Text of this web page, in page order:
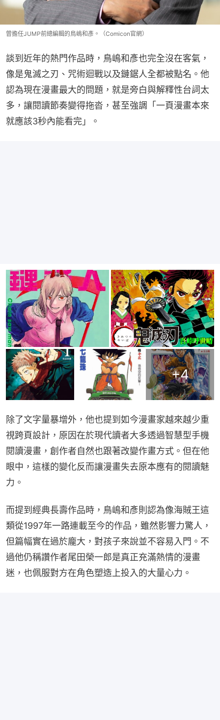
曾擔任JUMP前總編輯的鳥嶋和彥。（Comicon官網）
談到近年的熱門作品時，鳥嶋和彥也完全沒在客氣，
像是鬼滅之刃、咒術迴戰以及鏈鋸人全都被點名。他
認為現在漫畫最大的問題，就是旁白與解釋性台詞太
多，讓閱讀節奏變得拖沓，甚至強調「一頁漫畫本來
就應該3秒內能看完」。
+4
除了文字量暴增外，他也提到如今漫畫家越來越少重
視跨頁設計，原因在於現代讀者大多透過智慧型手機
閱讀漫畫，創作者自然也跟著改變作畫方式。但在他
眼中，這樣的變化反而讓漫畫失去原本應有的閱讀魅
力。
而提到經典長壽作品時，鳥嶋和彥則認為像海賊王這
類從1997年一路連載至今的作品，雖然影響力驚人，
但篇幅實在過於龐大，對孩子來說並不容易入門。不
過他仍稱讚作者尾田榮一郎是真正充滿熱情的漫畫
迷，也佩服對方在角色塑造上投入的大量心力。